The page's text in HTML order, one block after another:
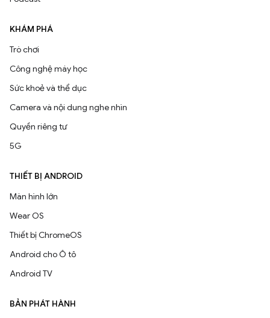
KHÁM PHÁ
Trò chơi
Công nghệ máy học
Sức khoẻ và thể dục
Camera và nội dung nghe nhìn
Quyền riêng tư
5G
THIẾT BỊ ANDROID
Màn hình lớn
Wear OS
Thiết bị ChromeOS
Android cho Ô tô
Android TV
BẢN PHÁT HÀNH